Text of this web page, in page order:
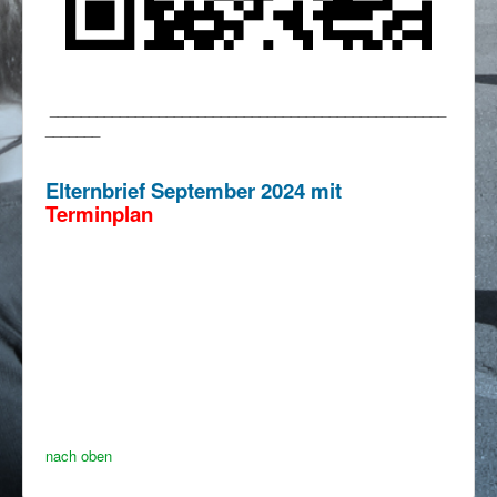
Elternbrief September 2024 mit
Terminplan
nach oben